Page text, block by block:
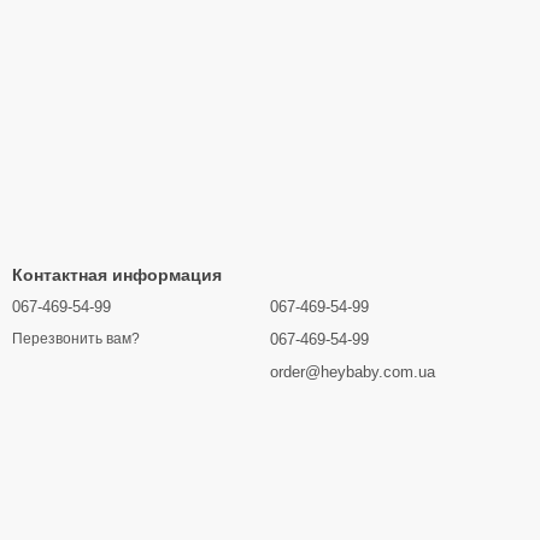
Контактная информация
067-469-54-99
Перезвонить вам?
067-469-54-99
067-469-54-99
order@heybaby.com.ua